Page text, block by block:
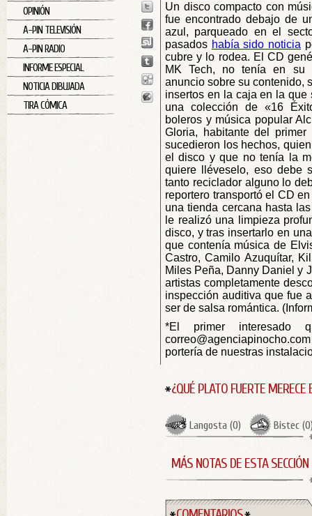
OPINIÓN
A-PIN TELEVISIÓN
A-PIN RADIO
INFORME ESPECIAL
NOTICIA DIBUJADA
TIRA CÓMICA
Un disco compacto con
fue encontrado debajo de
azul, parqueado en el
pasados había sido noticia
cubre y lo rodea. El CD
MK Tech, no tenía en su
anuncio sobre su contenido,
insertos en la caja en la
una colección de «16
boleros y música popular
Gloria, habitante del
sucedieron los hechos,
el disco y que no tenía la
quiere lléveselo, eso debe
tanto reciclador alguno lo
reportero transportó el CD
una tienda cercana hasta
le realizó una limpieza
disco, y tras insertarlo en
que contenía música de
Castro, Camilo Azuquítar,
Miles Peña, Danny Daniel y
artistas completamente
inspección auditiva que fue
ser de salsa romántica.
*El primer interesado
portería de nuestras
¿QUÉ PLATO FUERTE MERECE
Langosta (0) Bistec (0
MÁS NOTAS DE ESTA SECCIÓN